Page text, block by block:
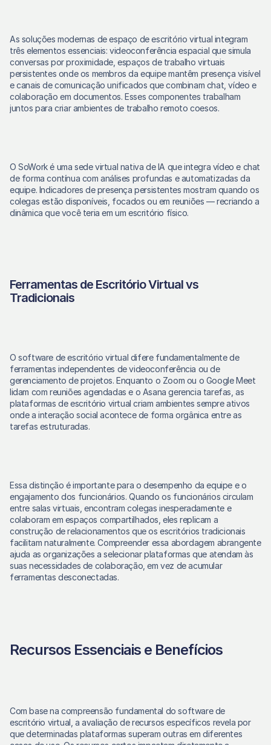
As soluções modernas de espaço de escritório virtual integram
três elementos essenciais: videoconferência espacial que simula
conversas por proximidade, espaços de trabalho virtuais
persistentes onde os membros da equipe mantêm presença visível
e canais de comunicação unificados que combinam chat, vídeo e
colaboração em documentos. Esses componentes trabalham
juntos para criar ambientes de trabalho remoto coesos.
O SoWork é uma sede virtual nativa de IA que integra vídeo e chat
de forma contínua com análises profundas e automatizadas da
equipe. Indicadores de presença persistentes mostram quando os
colegas estão disponíveis, focados ou em reuniões — recriando a
dinâmica que você teria em um escritório físico.
Ferramentas de Escritório Virtual vs
Tradicionais
O software de escritório virtual difere fundamentalmente de
ferramentas independentes de videoconferência ou de
gerenciamento de projetos. Enquanto o Zoom ou o Google Meet
lidam com reuniões agendadas e o Asana gerencia tarefas, as
plataformas de escritório virtual criam ambientes sempre ativos
onde a interação social acontece de forma orgânica entre as
tarefas estruturadas.
Essa distinção é importante para o desempenho da equipe e o
engajamento dos funcionários. Quando os funcionários circulam
entre salas virtuais, encontram colegas inesperadamente e
colaboram em espaços compartilhados, eles replicam a
construção de relacionamentos que os escritórios tradicionais
facilitam naturalmente. Compreender essa abordagem abrangente
ajuda as organizações a selecionar plataformas que atendam às
suas necessidades de colaboração, em vez de acumular
ferramentas desconectadas.
Recursos Essenciais e Benefícios
Com base na compreensão fundamental do software de
escritório virtual, a avaliação de recursos específicos revela por
que determinadas plataformas superam outras em diferentes